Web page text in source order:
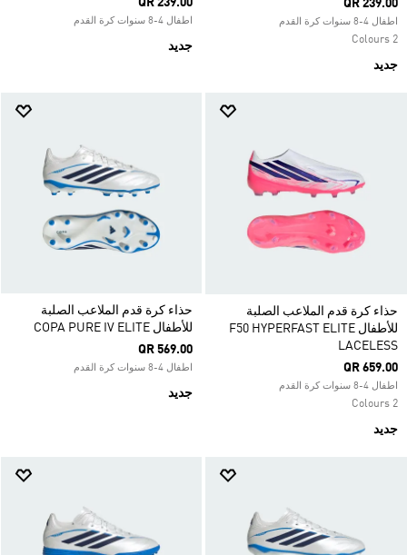
QR 239.00
اطفال 4-8 سنوات كرة القدم
2 Colours
جديد
QR 239.00
اطفال 4-8 سنوات كرة القدم
جديد
حذاء كرة قدم الملاعب الصلبة
للأطفال F50 HYPERFAST ELITE
LACELESS
QR 659.00
اطفال 4-8 سنوات كرة القدم
2 Colours
جديد
حذاء كرة قدم الملاعب الصلبة
للأطفال COPA PURE IV ELITE
QR 569.00
اطفال 4-8 سنوات كرة القدم
جديد